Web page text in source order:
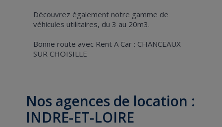
Découvrez également notre gamme de
véhicules utilitaires, du 3 au 20m3.
Bonne route avec Rent A Car : CHANCEAUX
SUR CHOISILLE
Nos agences de location :
INDRE-ET-LOIRE